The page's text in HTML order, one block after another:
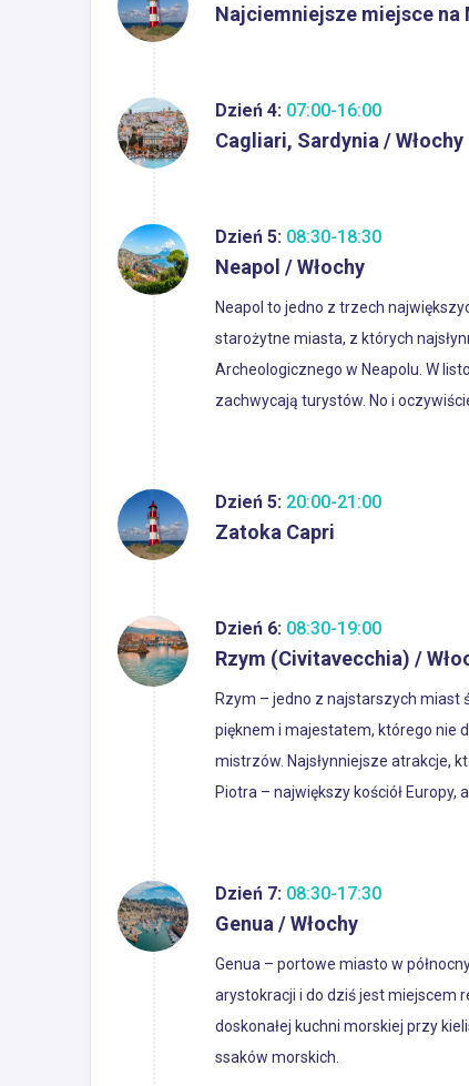
Najciemniejsze miejsce na
Dzień 4: 07:00-16:00
Cagliari, Sardynia / Włochy
Dzień 5: 08:30-18:30
Neapol / Włochy
Neapol to jedno z trzech
starożytne miasta, z których
Archeologicznego w Neapolu. W
zachwycają turystów. No i
Dzień 5: 20:00-21:00
Zatoka Capri
Dzień 6: 08:30-19:00
Rzym (Civitavecchia) /
Rzym – jedno z najstarszych miast
pięknem i majestatem, którego nie
mistrzów. Najsłynniejsze atrakcje,
Piotra – największy kościół Europy,
Dzień 7: 08:30-17:30
Genua / Włochy
Genua – portowe miasto w
arystokracji i do dziś jest miejscem
doskonałej kuchni morskiej przy
ssaków morskich.